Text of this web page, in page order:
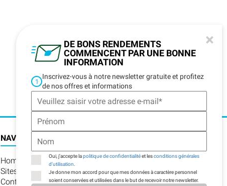
DE BONS RENDEMENTS
COMMENCENT PAR UNE BONNE
INFORMATION
×
1
Inscrivez-vous à notre newsletter gratuite et profitez
de nos offres et informations
Oui, j’accepte lapolitique de confidentialitéet lesconditions générales
d’utilisation
Je donne mon accord pour que mes données à caractère personnel
soient conservées et utilisées dans le but de recevoir notre newsletter.
NAVIGATION
Home
Sites
Contact